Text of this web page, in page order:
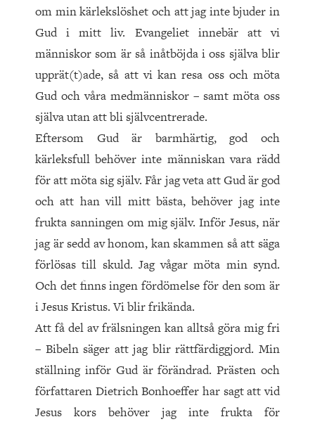
om min kärlekslöshet och att jag inte bjuder in
Gud i mitt liv. Evangeliet innebär att vi
människor som är så inåtböjda i oss själva blir
upprät(t)ade, så att vi kan resa oss och möta
Gud och våra medmänniskor – samt möta oss
själva utan att bli självcentrerade.
Eftersom Gud är barmhärtig, god och
kärleksfull behöver inte människan vara rädd
för att möta sig själv. Får jag veta att Gud är god
och att han vill mitt bästa, behöver jag inte
frukta sanningen om mig själv. Inför Jesus, när
jag är sedd av honom, kan skammen så att säga
förlösas till skuld. Jag vågar möta min synd.
Och det finns ingen fördömelse för den som är
i Jesus Kristus. Vi blir frikända.
Att få del av frälsningen kan alltså göra mig fri
– Bibeln säger att jag blir rättfärdiggjord. Min
ställning inför Gud är förändrad. Prästen och
författaren Dietrich Bonhoeffer har sagt att vid
Jesus kors behöver jag inte frukta för